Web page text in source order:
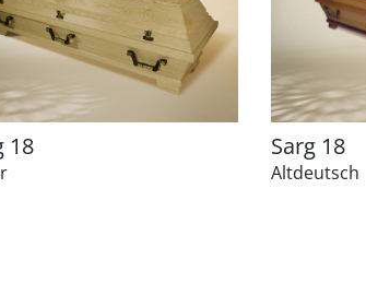
18 Sarg 18
Altdeutsch